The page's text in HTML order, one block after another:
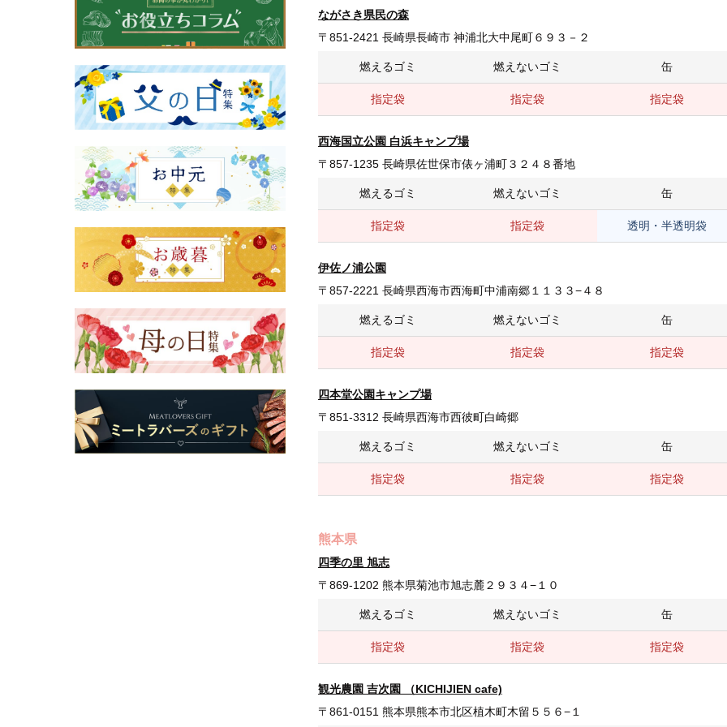
ながさき県民の森
〒851-2421 長崎県長崎市 神浦北大中尾町６９３－２
燃えるゴミ
指定袋
燃えないゴミ
指定袋
缶
指定袋
西海国立公園 白浜キャンプ場
〒857-1235 長崎県佐世保市俵ヶ浦町３２４８番地
燃えるゴミ
指定袋
燃えないゴミ
指定袋
缶
透明・半透明袋
伊佐ノ浦公園
〒857-2221 長崎県西海市西海町中浦南郷１１３３−４８
燃えるゴミ
指定袋
燃えないゴミ
指定袋
缶
指定袋
四本堂公園キャンプ場
〒851-3312 長崎県西海市西彼町白崎郷
燃えるゴミ
指定袋
燃えないゴミ
指定袋
缶
指定袋
熊本県
四季の里 旭志
〒869-1202 熊本県菊池市旭志麓２９３４−１０
燃えるゴミ
指定袋
燃えないゴミ
指定袋
缶
指定袋
観光農園 吉次園 （KICHIJIEN cafe)
〒861-0151 熊本県熊本市北区植木町木留５５６−１